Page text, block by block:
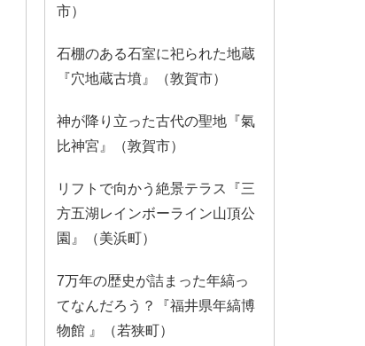
市）
石棚のある石室に祀られた地蔵
『穴地蔵古墳』（敦賀市）
神が降り立った古代の聖地『氣
比神宮』（敦賀市）
リフトで向かう絶景テラス『三
方五湖レインボーライン山頂公
園』（美浜町）
7万年の歴史が詰まった年縞っ
てなんだろう？『福井県年縞博
物館 』（若狭町）